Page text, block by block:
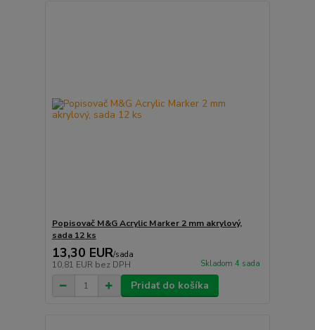
Popisovač M&G Acrylic Marker 2 mm akrylový,
sada 12 ks
13,30 EUR/sada
10,81 EUR bez DPH Skladom 4 sada
Pridať do košíka